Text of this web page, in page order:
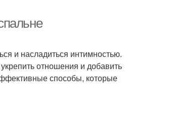
и насладиться интимностью.
отношения и добавить
способы, которые